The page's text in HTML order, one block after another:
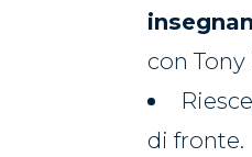
con
di fronte.